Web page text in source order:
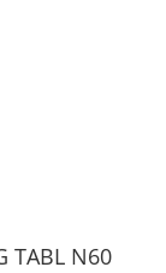
TABL N60